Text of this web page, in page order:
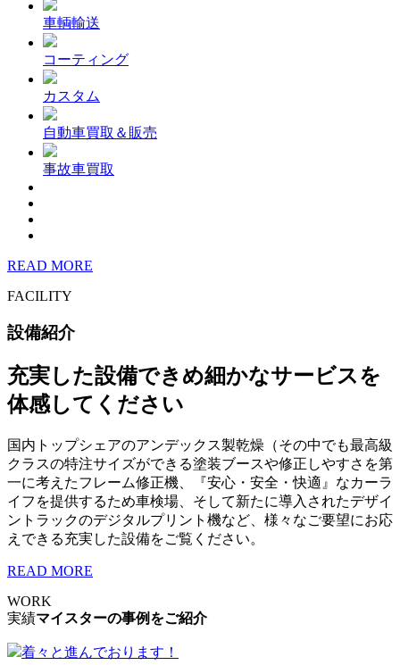
車輌輸送
コーティング
カスタム
自動車買取＆販売
事故車買取
READ MORE
FACILITY
設備紹介
充実した設備できめ細かなサービスを
体感してください
国内トップシェアのアンデックス製乾燥（その中でも最高級
クラスの特注サイズができる塗装ブースや修正しやすさを第
一に考えたフレーム修正機、『安心・安全・快適』なカーラ
イフを提供するため車検場、そして新たに導入されたデザイ
ントラックのデジタルプリント機など、様々なご要望にお応
えできる充実した設備をご覧ください。
READ MORE
WORK
実績マイスターの事例をご紹介
着々と進んでおります！